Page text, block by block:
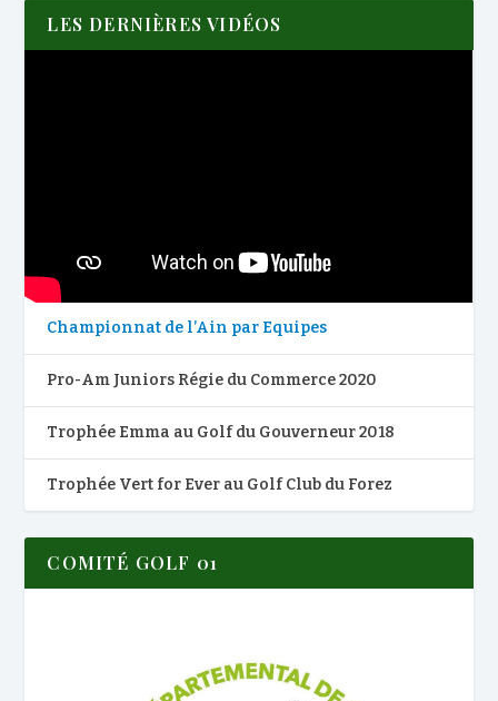
LES DERNIÈRES VIDÉOS
Championnat de l’Ain par Equipes
Pro-Am Juniors Régie du Commerce 2020
Trophée Emma au Golf du Gouverneur 2018
Trophée Vert for Ever au Golf Club du Forez
COMITÉ GOLF 01